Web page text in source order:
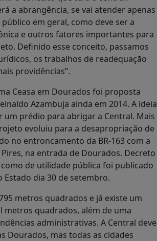
a abrangência, se vai atender apenas
em geral, como deve ser a
e outros fatores importantes para
Definido esse conceito, passamos
os trabalhos de readequação
providências”.
Ceasa em Dourados foi proposta
Azambuja ainda em 2014. A ideia
um prédio para abrigar a Central. Mais
evoluiu para a desapropriação de
no entroncamento da BR-163 com a
na entrada de Dourados. Decreto
de utilidade pública foi publicado
Estado dia 30 de setembro.
metros quadrados e já existe um
metros quadrados, além de uma
administrativas. A Central deve
Dourados, mas todas as cidades